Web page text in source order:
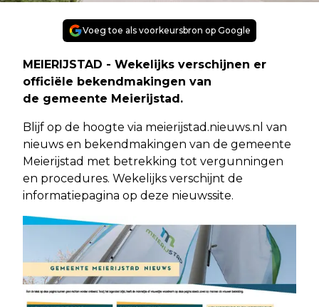
Voeg toe als voorkeursbron op Google
MEIERIJSTAD - Wekelijks verschijnen er
officiële bekendmakingen van
de gemeente Meierijstad.
Blijf op de hoogte via meierijstad.nieuws.nl van
nieuws en bekendmakingen van de gemeente
Meierijstad met betrekking tot vergunningen
en procedures. Wekelijks verschijnt de
informatiepagina op deze nieuwssite.